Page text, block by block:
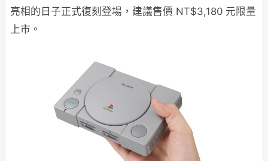
亮相的日子正式復刻登場，建議售價 NT$3,180 元限量
上市。